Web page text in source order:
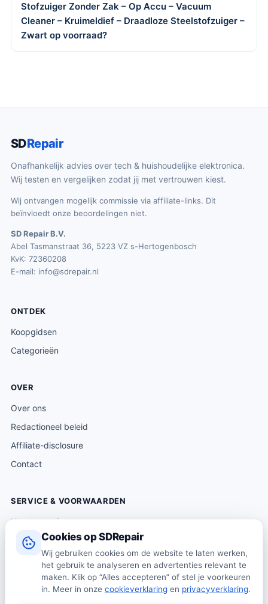
Cookies op SDRepair
Wij gebruiken cookies om de website te laten werken,
het gebruik te analyseren en advertenties relevant te
maken. Klik op “Alles accepteren” of stel je voorkeuren
in. Meer in onze cookieverklaring en privacyverklaring.
Stofzuiger Zonder Zak – Op Accu – Vacuum
Cleaner – Kruimeldief – Draadloze Steelstofzuiger –
Zwart op voorraad?
SDRepair
Onafhankelijk advies over tech & huishoudelijke elektronica.
Wij testen en vergelijken zodat jij met vertrouwen kiest.
Wij ontvangen mogelijk commissie via affiliate-links. Dit
beïnvloedt onze beoordelingen niet.
SD Repair B.V.
Abel Tasmanstraat 36, 5223 VZ s-Hertogenbosch
KvK: 72360208
E-mail: info@sdrepair.nl
ONTDEK
Koopgidsen
Categorieën
OVER
Over ons
Redactioneel beleid
Affiliate-disclosure
Contact
SERVICE & VOORWAARDEN
Klantenservice
Verzending & levering
Retourneren
Algemene voorwaarden